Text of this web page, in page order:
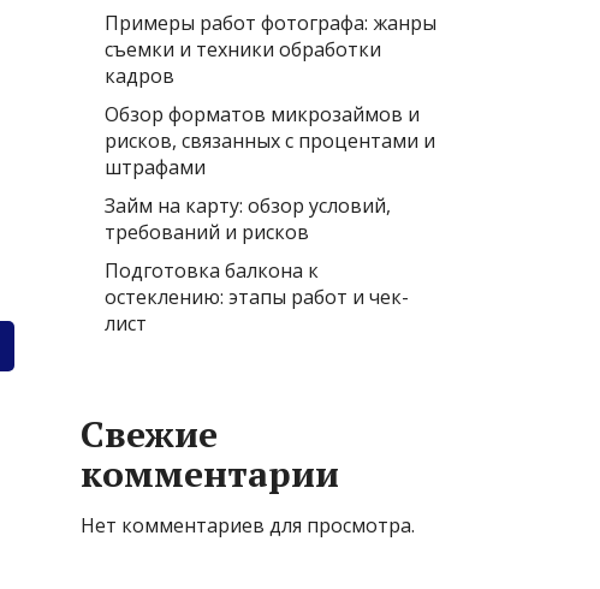
Примеры работ фотографа: жанры
съемки и техники обработки
кадров
Обзор форматов микрозаймов и
рисков, связанных с процентами и
штрафами
Займ на карту: обзор условий,
требований и рисков
Подготовка балкона к
остеклению: этапы работ и чек-
лист
Свежие
комментарии
Нет комментариев для просмотра.